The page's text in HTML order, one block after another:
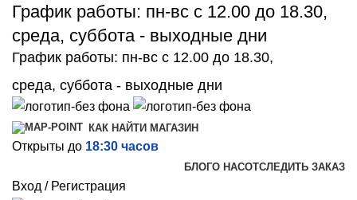
График работы: пн-вс с 12.00 до 18.30,
среда, суббота - выходные дни
График работы: пн-вс с 12.00 до 18.30,
среда, суббота - выходные дни
КАК НАЙТИ МАГАЗИН
Открыты до 18:30 часов
БЛОГО НАСОТСЛЕДИТЬ ЗАКАЗ
Вход / Регистрация